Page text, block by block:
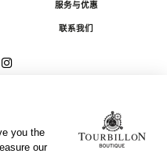
服务与优惠
联系我们